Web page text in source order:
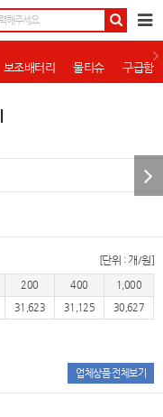
보조배터리 물티슈 구급함
[단위 : 개/원]
200 400
1,000
31,623 31,125 30,627
업체상품 전체보기